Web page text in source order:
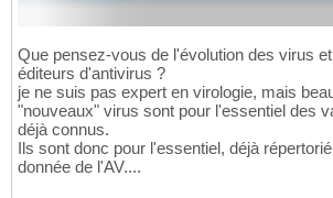
Que pensez-vous de l'évolution des virus
éditeurs d'antivirus ?
je ne suis pas expert en virologie, mais
"nouveaux" virus sont pour l'essentiel des
déjà connus.
Ils sont donc pour l'essentiel, déjà
donnée de l'AV....